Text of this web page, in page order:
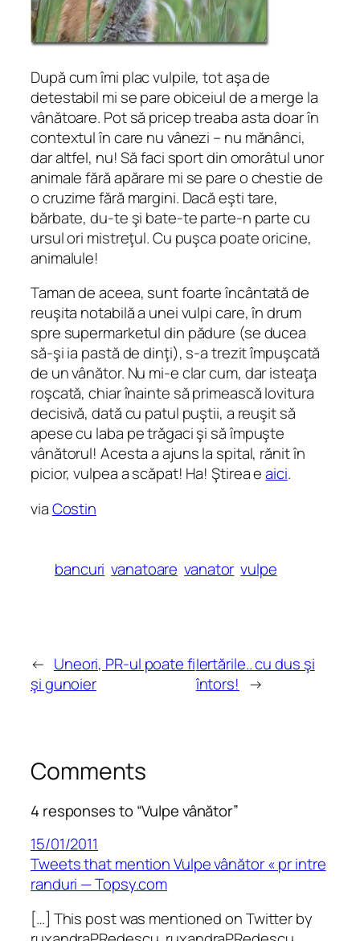
După cum îmi plac vulpile, tot aşa de
detestabil mi se pare obiceiul de a merge la
vânătoare. Pot să pricep treaba asta doar în
contextul în care nu vânezi – nu mănânci,
dar altfel, nu! Să faci sport din omorâtul unor
animale fără apărare mi se pare o chestie de
o cruzime fără margini. Dacă eşti tare,
bărbate, du-te şi bate-te parte-n parte cu
ursul ori mistreţul. Cu puşca poate oricine,
animalule!
Taman de aceea, sunt foarte încântată de
reuşita notabilă a unei vulpi care, în drum
spre supermarketul din pădure (se ducea
să-şi ia pastă de dinţi), s-a trezit împuşcată
de un vânător. Nu mi-e clar cum, dar isteaţa
roşcată, chiar înainte să primească lovitura
decisivă, dată cu patul puştii, a reuşit să
apese cu laba pe trăgaci şi să împuşte
vânătorul! Acesta a ajuns la spital, rănit în
picior, vulpea a scăpat! Ha! Ştirea eaici.
viaCostin
bancuri vanatoare vanator vulpe
← Uneori, PR-ul poate fi
şi gunoier
Iertările.. cu dus şi
întors! →
Comments
4 responses to “Vulpe vânător”
15/01/2011
Tweets that mention Vulpe vânător « pr intre
randuri — Topsy.com
[…] This post was mentioned on Twitter by